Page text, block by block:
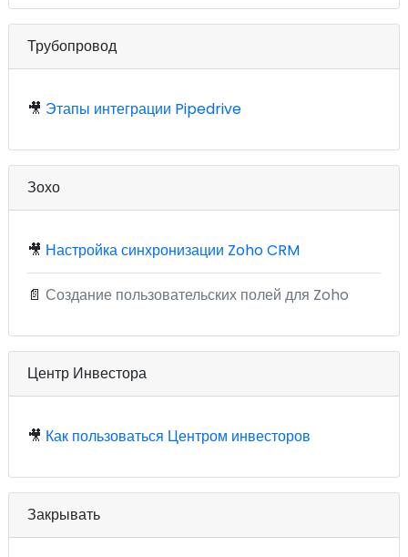
Трубопровод
🎥 Этапы интеграции Pipedrive
Зохо
🎥 Настройка синхронизации Zoho CRM
📄 Создание пользовательских полей для Zoho
Центр Инвестора
🎥 Как пользоваться Центром инвесторов
Закрывать